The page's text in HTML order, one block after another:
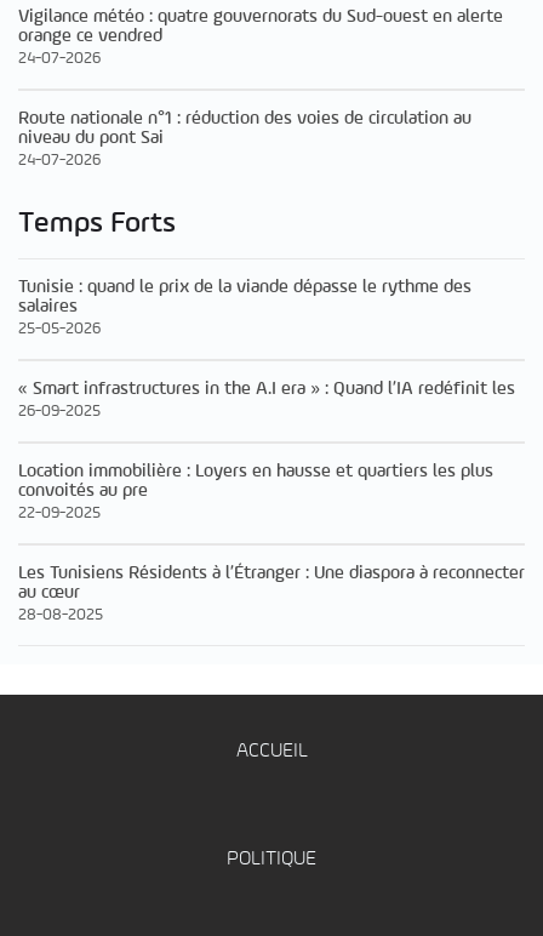
Vigilance météo : quatre gouvernorats du Sud-ouest en alerte
orange ce vendred
24-07-2026
Route nationale n°1 : réduction des voies de circulation au
niveau du pont Sai
24-07-2026
Temps Forts
Tunisie : quand le prix de la viande dépasse le rythme des
salaires
25-05-2026
« Smart infrastructures in the A.I era » : Quand l’IA redéfinit les
26-09-2025
Location immobilière : Loyers en hausse et quartiers les plus
convoités au pre
22-09-2025
Les Tunisiens Résidents à l’Étranger : Une diaspora à reconnecter
au cœur
28-08-2025
ACCUEIL
POLITIQUE